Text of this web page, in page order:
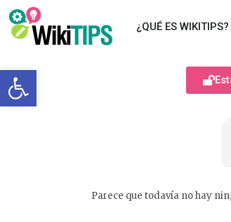
Abrir barra de
¿QUÉ ES WIKITIPS?
Parece que todavía no hay